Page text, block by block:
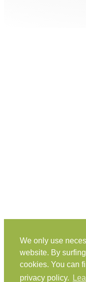
We only use
website. By
cookies. You can
privacy policy.